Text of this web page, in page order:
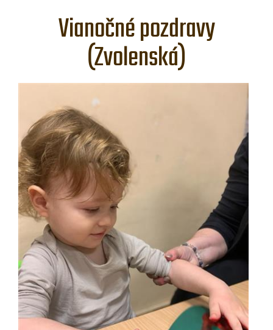
Vianočné pozdravy
(Zvolenská)